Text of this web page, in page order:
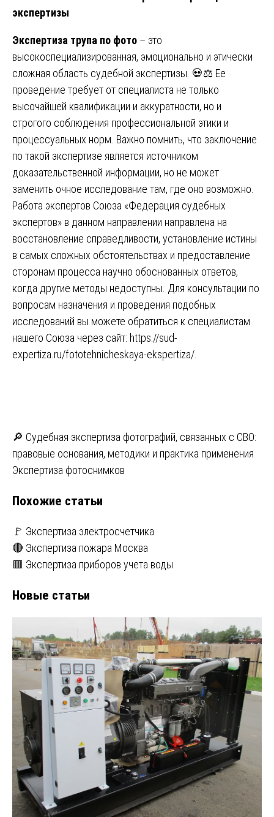
экспертизы
Экспертиза трупа по фото – это
высокоспециализированная, эмоционально и этически
сложная область судебной экспертизы. 💀⚖️ Ее
проведение требует от специалиста не только
высочайшей квалификации и аккуратности, но и
строгого соблюдения профессиональной этики и
процессуальных норм. Важно помнить, что заключение
по такой экспертизе является источником
доказательственной информации, но не может
заменить очное исследование там, где оно возможно.
Работа экспертов Союза «Федерация судебных
экспертов» в данном направлении направлена на
восстановление справедливости, установление истины
в самых сложных обстоятельствах и предоставление
сторонам процесса научно обоснованных ответов,
когда другие методы недоступны. Для консультации по
вопросам назначения и проведения подобных
исследований вы можете обратиться к специалистам
нашего Союза через сайт: https://sud-
expertiza.ru/fototehnicheskaya-ekspertiza/
Навигация
по
🔎 Судебная экспертиза фотографий, связанных с СВО:
правовые основания, методики и практика применения
Экспертиза фотоснимков
Похожие статьи
🚩 Экспертиза электросчетчика
🔴 Экспертиза пожара Москва
🟥 Экспертиза приборов учета воды
Новые статьи